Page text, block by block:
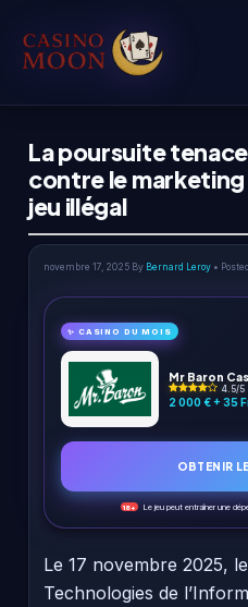
La poursuite
contre le
jeu illégal
novembre 17, 2025 By Bernard Leroy •
✨ CASINO DU MOIS
Mr Baron
4.5/5
2 000 € + 35
OBTENIR
18+ Le jeu peut entraîner une
Le 17 novembre 2025,
Technologies de